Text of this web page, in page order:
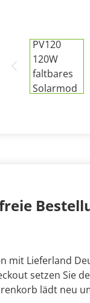
mit Lieferland
setzen Sie
lädt neu